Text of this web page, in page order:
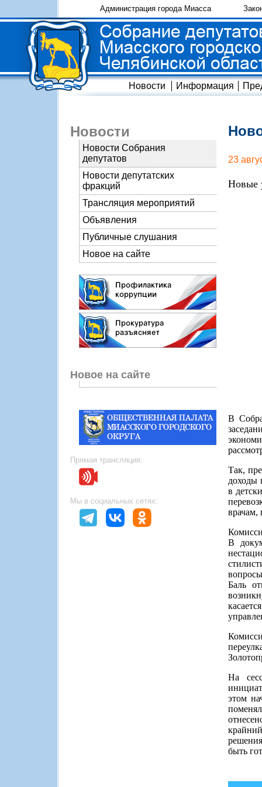
Администрация города Миасса
Новости Информация
Новости
Новости Собрания
депутатов
Новости депутатских
фракций
Трансляция мероприятий
Объявления
Публичные слушания
Новое на сайте
Новое на сайте
Прямая трансляция:
Мы в социальных сетях:
23
Новые
В
Так,
доходы
в
врачам,
В
Баль
На
этом
быть